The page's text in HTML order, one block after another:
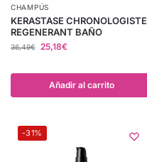
CHAMPÚS
KERASTASE CHRONOLOGISTE
REGENERANT BAÑO
36,49€ 25,18€
Añadir al carrito
-31%